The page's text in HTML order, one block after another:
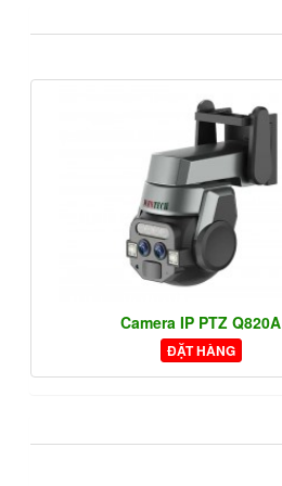
Camera IP PTZ Q820A
ĐẶT HÀNG